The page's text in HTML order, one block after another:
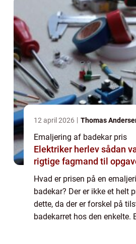
12 april 2026 Thomas
Emaljering af badekar pris
Elektriker herlev sådan vælger du den
rigtige fagmand til
Hvad er prisen på en
badekar? Der er ikke et helt
dette, da der er forskel på
badekarret hos den enkelte.